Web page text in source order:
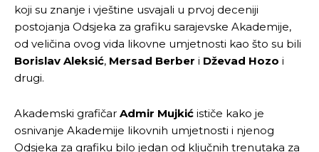
koji su znanje i vještine usvajali u prvoj deceniji
postojanja Odsjeka za grafiku sarajevske Akademije,
od veličina ovog vida likovne umjetnosti kao što su bili
Borislav Aleksić, Mersad Berber i Dževad Hozo i
drugi.
Akademski grafičar Admir Mujkić ističe kako je
osnivanje Akademije likovnih umjetnosti i njenog
Odsjeka za grafiku bilo jedan od ključnih trenutaka za